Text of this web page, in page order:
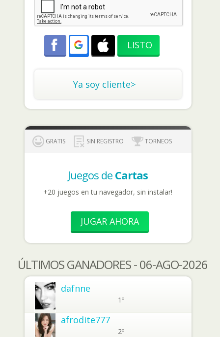
Ya soy cliente>
GRATIS SIN REGISTRO TORNEOS
Juegos de Cartas
+20 juegos en tu navegador, sin instalar!
JUGAR AHORA
ÚLTIMOS GANADORES - 06-AGO-2026
dafnne
1º
afrodite777
2º